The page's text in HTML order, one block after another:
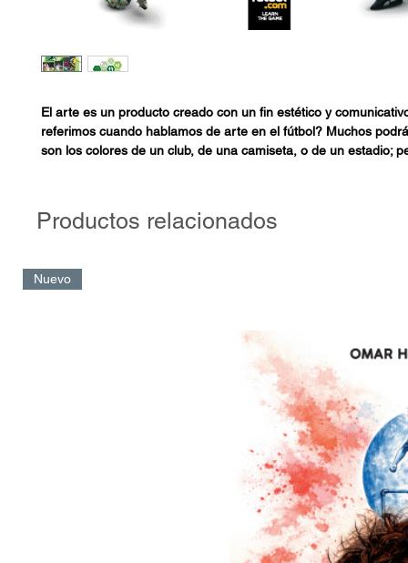
El arte es un producto creado con un fin estético y
referimos cuando hablamos de arte en el fútbol? Muchos
son los colores de un club, de una camiseta, o de un estadio;
Messi, Cristiano Ronaldo, Ronaldinho, Maradona, Cruyff,
calidad mundial. Tu recorrido artístico comienza con estas
mezclarán tu inspiración y el entrenamiento con tus referentes
Productos relacionados
Nuevo